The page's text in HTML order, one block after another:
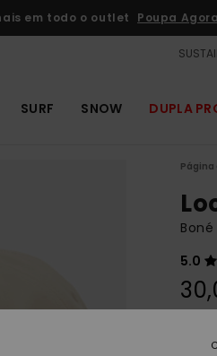
em todo o outlet Poupa Agora
SURF SNOW DUPLA
Página
5.0